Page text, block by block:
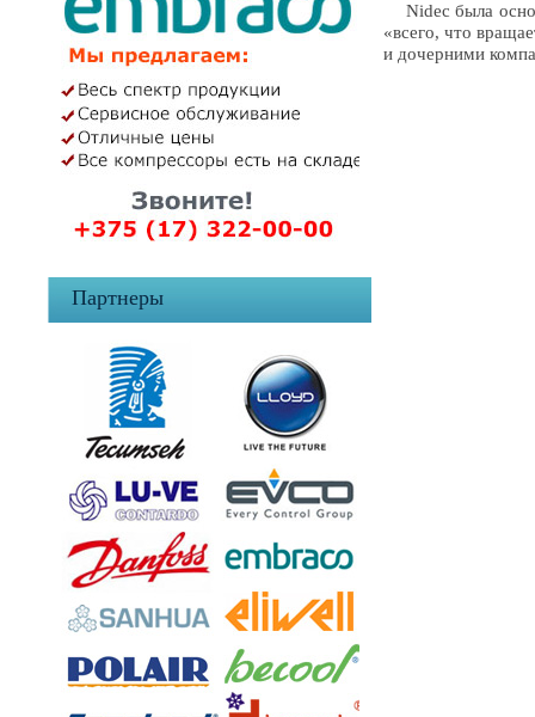
Партнеры
Nidec была
«всего, что
и дочерними